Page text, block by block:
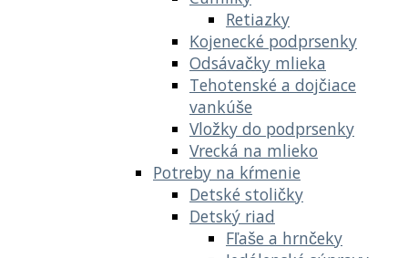
Retiazky
Kojenecké podprsenky
Odsávačky mlieka
Tehotenské a dojčiace
vankúše
Vložky do podprsenky
Vrecká na mlieko
Potreby na kŕmenie
Detské stoličky
Detský riad
Fľaše a hrnčeky